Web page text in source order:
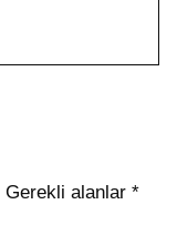
Gerekli alanlar *